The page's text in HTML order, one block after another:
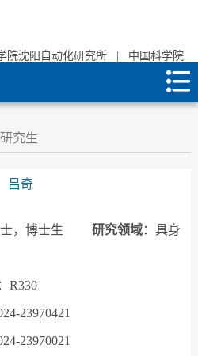
院沈阳自动化研究所 中国科学院
研究生
吕奇
，博士生 研究领域：具身
R330
23970421
23970021